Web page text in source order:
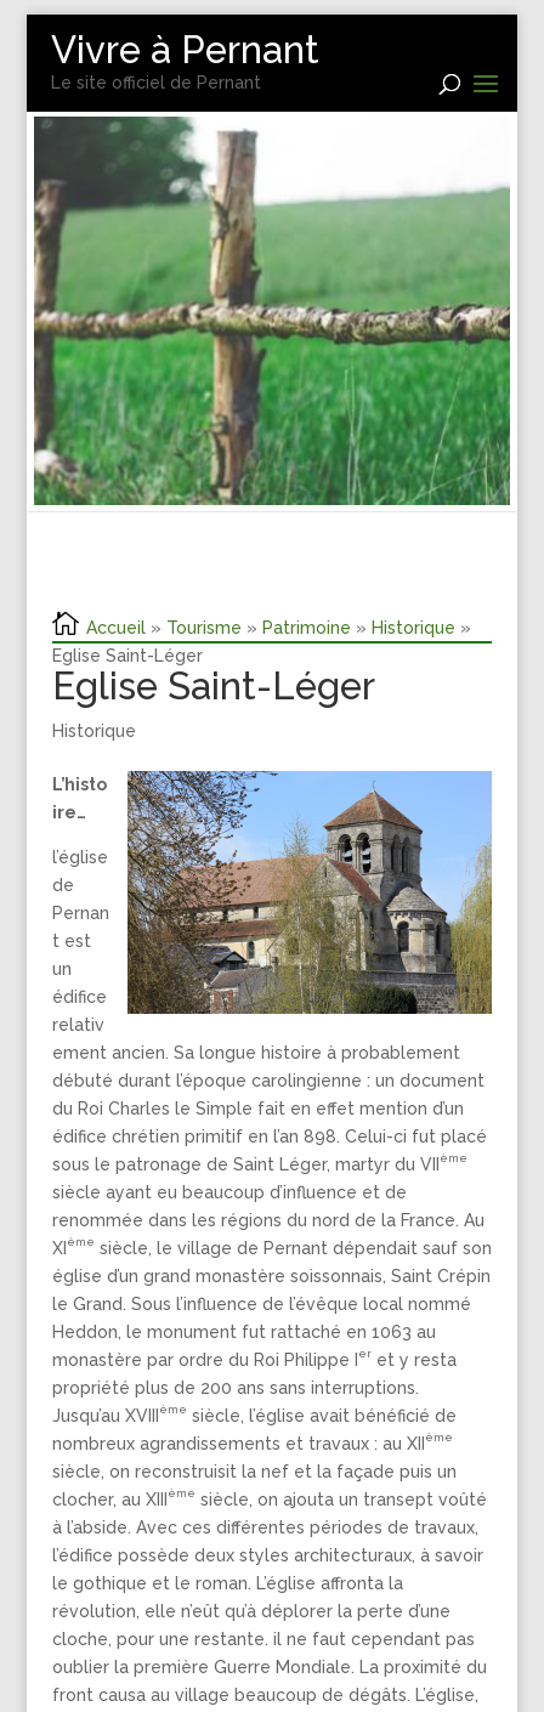
Vivre à Pernant
Le site officiel de Pernant
Accueil» Tourisme » Patrimoine » Historique »
Eglise Saint-Léger
Eglise Saint-Léger
Historique
L’histo
ire…
l’église
de
Pernan
t est
un
édifice
relativ
ement ancien. Sa longue histoire à probablement
débuté durant l’époque carolingienne : un document
du Roi Charles le Simple fait en effet mention d’un
édifice chrétien primitif en l’an 898. Celui-ci fut placé
sous le patronage de Saint Léger, martyr du VII
ème
siècle ayant eu beaucoup d’influence et de
renommée dans les régions du nord de la France. Au
XI ème siècle, le village de Pernant dépendait sauf son
église d’un grand monastère soissonnais, Saint Crépin
le Grand. Sous l’influence de l’évêque local nommé
Heddon, le monument fut rattaché en 1063 au
monastère par ordre du Roi Philippe I
er et y resta
propriété plus de 200 ans sans interruptions.
Jusqu’au XVIII
ème siècle, l’église avait bénéficié de
nombreux agrandissements et travaux : au XII
ème
siècle, on reconstruisit la nef et la façade puis un
clocher, au XIII
ème siècle, on ajouta un transept voûté
à l’abside. Avec ces différentes périodes de travaux,
l’édifice possède deux styles architecturaux, à savoir
le gothique et le roman. L’église affronta la
révolution, elle n’eût qu’à déplorer la perte d’une
cloche, pour une restante. il ne faut cependant pas
oublier la première Guerre Mondiale. La proximité du
front causa au village beaucoup de dégâts. L’église,